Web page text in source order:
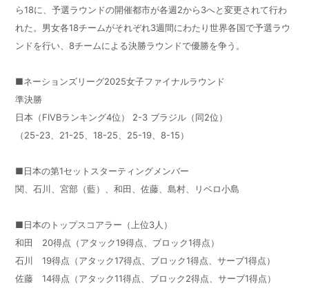
ら18に、予選ラウンドの開催都市が各週2から3へと変更されて行わ
れた。男女各18チームがそれぞれ3週間にわたり世界各国で予選ラウ
ンドを行い、8チームによる決勝ラウンドで優勝を争う。
■ネーションズリーグ2025女子ファイナルラウンド
準決勝
日本（FIVBランキング4位） 2-3 ブラジル（同2位）
（25-23、21-25、18-25、25-19、8-15）
■日本の第1セットスターティングメンバー
関、石川、宮部（藍）、和田、佐藤、島村、リベロ小島
■日本のトップスコアラー（上位3人）
和田 20得点（アタック19得点、ブロック1得点）
石川 19得点（アタック17得点、ブロック1得点、サーブ1得点）
佐藤 14得点（アタック11得点、ブロック2得点、サーブ1得点）